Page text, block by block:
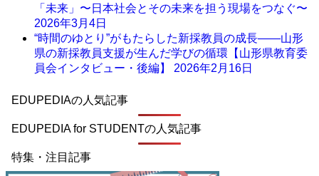
「未来」〜日本社会とその未来を担う現場をつなぐ〜
2026年3月4日
“時間のゆとり”がもたらした新採教員の成長――山形
県の新採教員支援が生んだ学びの循環【山形県教育委
員会インタビュー・後編】 2026年2月16日
EDUPEDIAの人気記事
EDUPEDIA for STUDENTの人気記事
特集・注目記事